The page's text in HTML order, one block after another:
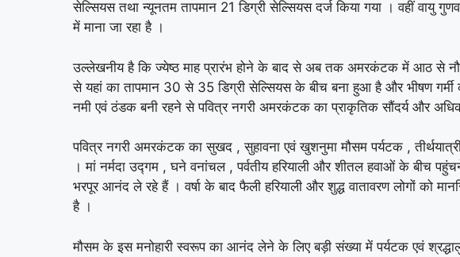
सेल्सियस तथा न्यूनतम तापमान 21 डिग्री सेल्सियस दर्ज किया गया । वहीं वायु
में माना जा रहा है ।
उल्लेखनीय है कि ज्येष्ठ माह प्रारंभ होने के बाद से अब तक अमरकंटक में आठ से नौ
से यहां का तापमान 30 से 35 डिग्री सेल्सियस के बीच बना हुआ है और भीषण गर्मी
नमी एवं ठंडक बनी रहने से पवित्र नगरी अमरकंटक का प्राकृतिक सौंदर्य और
पवित्र नगरी अमरकंटक का सुखद , सुहावना एवं खुशनुमा मौसम पर्यटक ,
। मां नर्मदा उद्गम , घने वनांचल , पर्वतीय हरियाली और शीतल हवाओं के बीच
भरपूर आनंद ले रहे हैं । वर्षा के बाद फैली हरियाली और शुद्ध वातावरण लोगों को
है ।
मौसम के इस मनोहारी स्वरूप का आनंद लेने के लिए बड़ी संख्या में पर्यटक एवं